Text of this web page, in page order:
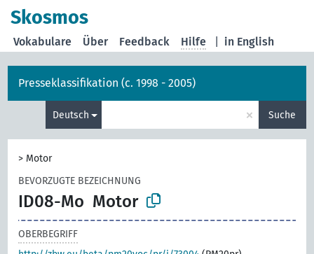
Skosmos
in English
Vokabulare Über Feedback Hilfe
Presseklassifikation (c. 1998 - 2005)
Deutsch × Suche
> Motor
BEVORZUGTE BEZEICHNUNG
ID08-Mo Motor
OBERBEGRIFF